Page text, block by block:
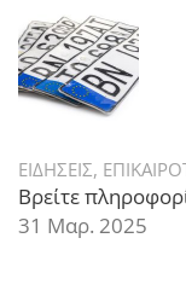
ΕΙΔΗΣΕΙΣ,
Βρείτε
31 Μαρ. 2025